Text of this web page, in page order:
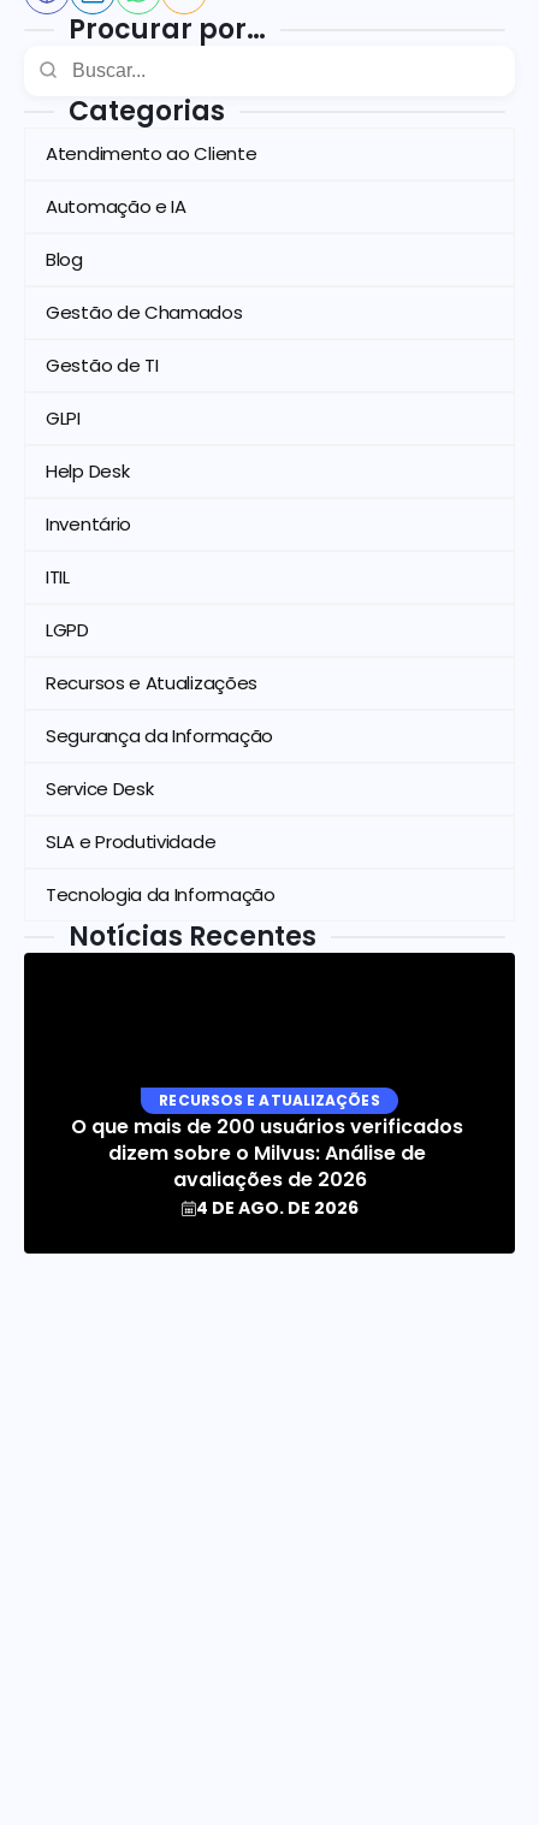
Procurar por…
Categorias
Atendimento ao Cliente
Automação e IA
Blog
Gestão de Chamados
Gestão de TI
GLPI
Help Desk
Inventário
ITIL
LGPD
Recursos e Atualizações
Segurança da Informação
Service Desk
SLA e Produtividade
Tecnologia da Informação
Notícias Recentes
RECURSOS E ATUALIZAÇÕES
O que mais de 200 usuários verificados
dizem sobre o Milvus: Análise de
avaliações de 2026
4 DE AGO. DE 2026